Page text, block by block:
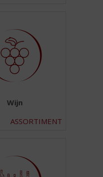
Wijn
ASSORTIMENT